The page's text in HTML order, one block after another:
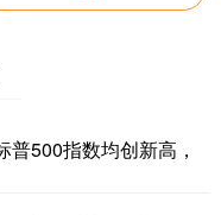
500指数均创新高，